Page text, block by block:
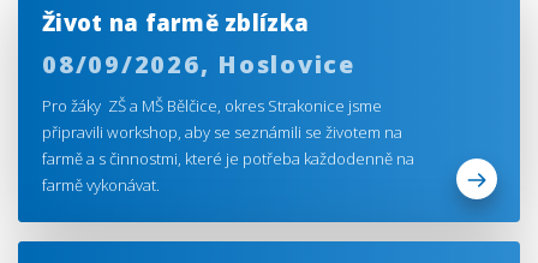
Život na farmě zblízka
08/09/2026, Hoslovice
Pro žáky ZŠ a MŠ Bělčice, okres Strakonice jsme
připravili workshop, aby se seznámili se životem na
farmě a s činnostmi, které je potřeba každodenně na
farmě vykonávat.